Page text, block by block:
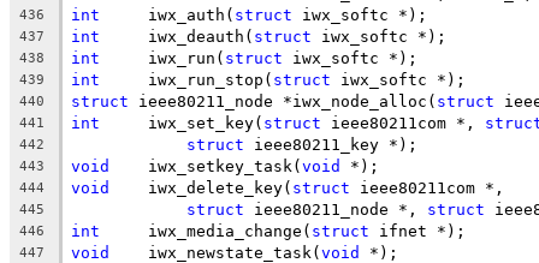
436 int
	iwx_auth(
struct iwx_softc *);
437 int
	iwx_deauth(
struct iwx_softc *);
438 int
	iwx_run(
struct iwx_softc *);
439 int
	iwx_run_stop(
struct iwx_softc *);
440 struct ieee80211_node *iwx_node_alloc( struct
441 int
	iwx_set_key(
struct ieee80211com *,
442 struct ieee80211_key *);
443 void
	iwx_setkey_task(
void *);
444 void
	iwx_delete_key(
struct ieee80211com *,
445 struct ieee80211_node *, struct
446 int
	iwx_media_change(
struct ifnet *);
447 void
	iwx_newstate_task(
void *);